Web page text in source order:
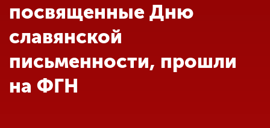
Абитуриенту
Обучение
посвященные Дню
славянской
письменности, прошли
на ФГН